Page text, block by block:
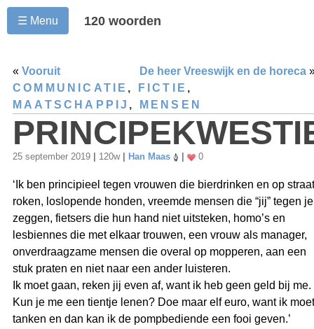
☰ Menu 120 woorden
« Vooruit De heer Vreeswijk en de horeca
COMMUNICATIE , FICTIE ,
MAATSCHAPPIJ , MENSEN
25 september 2019 120w Han Maas 0
‘Ik ben principieel tegen vrouwen die bierdrinken en op straat
roken, loslopende honden, vreemde mensen die “jij” tegen je
zeggen, fietsers die hun hand niet uitsteken, homo’s en
lesbiennes die met elkaar trouwen, een vrouw als manager,
onverdraagzame mensen die overal op mopperen, aan een
stuk praten en niet naar een ander luisteren.
Ik moet gaan, reken jij even af, want ik heb geen geld bij me.
Kun je me een tientje lenen? Doe maar elf euro, want ik moet
tanken en dan kan ik de pompbediende een fooi geven.’